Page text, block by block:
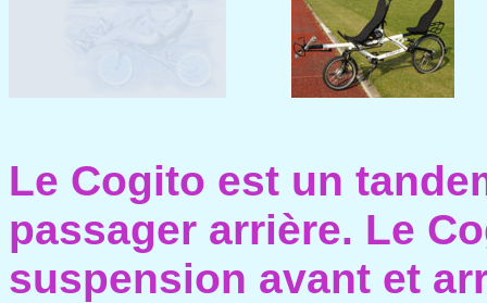
Le Cogito est un
passager arrière. Le
suspension avant et